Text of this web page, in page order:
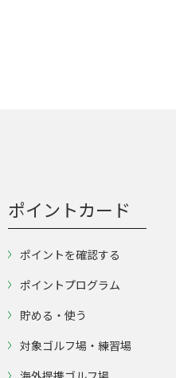
ポイントカード
ポイントを確認する
ポイントプログラム
貯める・使う
対象ゴルフ場・練習場